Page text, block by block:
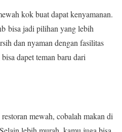
kok buat dapat kenyamanan.
bisa jadi pilihan yang lebih
dan nyaman dengan fasilitas
dapet teman baru dari
mewah, cobalah makan di